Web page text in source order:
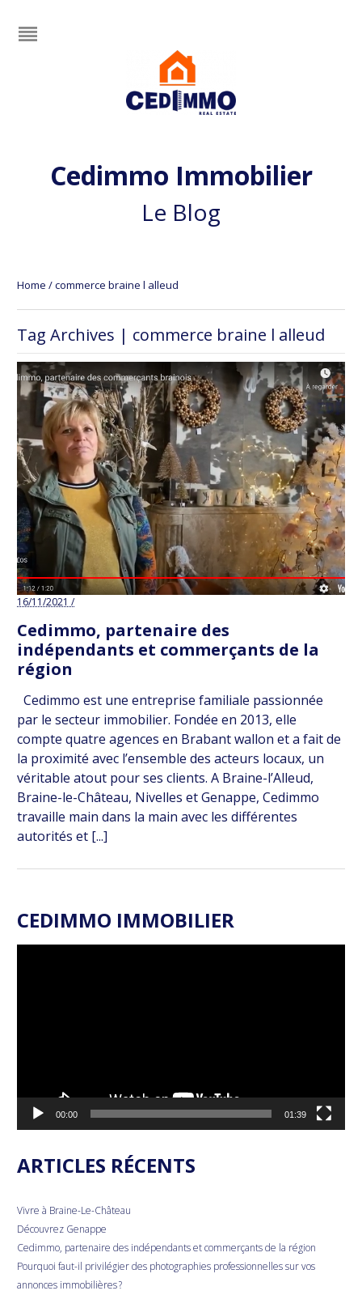
Cedimmo Immobilier
Le Blog
Home /commerce braine l alleud
Tag Archives | commerce braine l alleud
16/11/2021 /
Cedimmo, partenaire des
indépendants et commerçants de la
région
Cedimmo est une entreprise familiale passionnée
par le secteur immobilier. Fondée en 2013, elle
compte quatre agences en Brabant wallon et a fait de
la proximité avec l’ensemble des acteurs locaux, un
véritable atout pour ses clients. A Braine-l’Alleud,
Braine-le-Château, Nivelles et Genappe, Cedimmo
travaille main dans la main avec les différentes
autorités et [...]
CEDIMMO IMMOBILIER
00:00 01:39
ARTICLES RÉCENTS
Vivre à Braine-Le-Château
Découvrez Genappe
Cedimmo, partenaire des indépendants et commerçants de la région
Pourquoi faut-il privilégier des photographies professionnelles sur vos
annonces immobilières ?